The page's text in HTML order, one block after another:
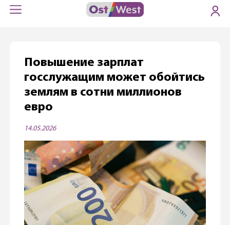
Повышение зарплат
госслужащим может обойтись
землям в сотни миллионов
евро
14.05.2026